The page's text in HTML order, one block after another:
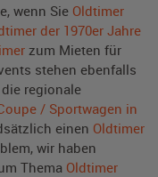
wenn Sie Oldtimer
der 1970er Jahre
zum Mieten für
stehen ebenfalls
regionale
/ Sportwagen in
einen Oldtimer
wir haben
Thema Oldtimer